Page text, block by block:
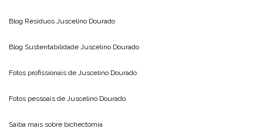
Blog Resíduos Juscelino Dourado
Blog Sustentabilidade Juscelino Dourado
Fotos profissionais de Juscelino Dourado
Fotos pessoais de Juscelino Dourado
Saiba mais sobre bichectomia